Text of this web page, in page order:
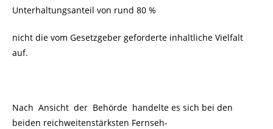
Unterhaltungsanteil von rund 80 %
nicht die vom Gesetzgeber geforderte inhaltliche Vielfalt
auf.
Nach Ansicht der Behörde handelte es sich bei den
beiden reichweitenstärksten Fernseh-